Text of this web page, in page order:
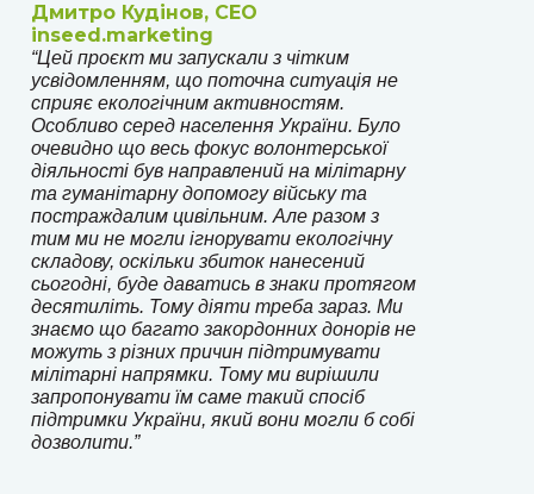
Дмитро Кудінов, CEO
inseed.marketing
“Цей проєкт ми запускали з чітким
усвідомленням, що поточна ситуація не
сприяє екологічним активностям.
Особливо серед населення України. Було
очевидно що весь фокус волонтерської
діяльності був направлений на мілітарну
та гуманітарну допомогу війську та
постраждалим цивільним. Але разом з
тим ми не могли ігнорувати екологічну
складову, оскільки збиток нанесений
сьогодні, буде даватись в знаки протягом
десятиліть. Тому діяти треба зараз. Ми
знаємо що багато закордонних донорів не
можуть з різних причин підтримувати
мілітарні напрямки. Тому ми вирішили
запропонувати їм саме такий споcіб
підтримки України, який вони могли б собі
дозволити.”